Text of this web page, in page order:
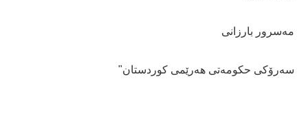
مەسرور بارزانی
سەرۆکی حکومەتی هەرێمی کوردستان"